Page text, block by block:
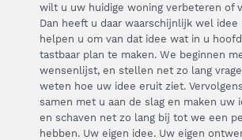
wilt u uw huidige woning verbeteren of
Dan heeft u daar waarschijnlijk wel idee
helpen u om van dat idee wat in u
tastbaar plan te maken. We beginnen
wensenlijst, en stellen net zo lang
weten hoe uw idee eruit ziet.
samen met u aan de slag en maken uw
en schaven net zo lang bij tot we een
hebben. Uw eigen idee. Uw eigen